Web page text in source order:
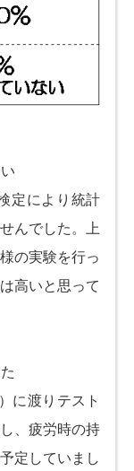
定により統計
んでした。上
の実験を行っ
高いと思って
に渡りテスト
、疲労時の持
定していまし